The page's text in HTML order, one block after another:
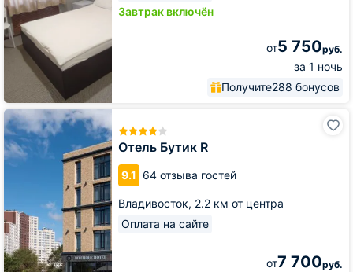
Завтрак включён
от5 750руб.
за 1 ночь
Получите288 бонусов
Отель Бутик R
9.1 64 отзыва гостей
Владивосток, 2.2 км от центра
Оплата на сайте
от7 700руб.
Отель
Бутик
R